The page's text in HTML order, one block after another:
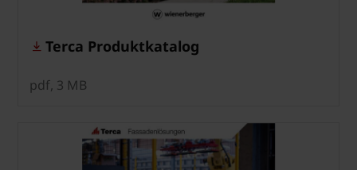
Terca Produktkatalog
pdf, 3 MB